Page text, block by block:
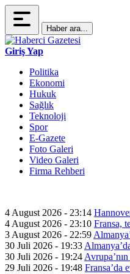
Haber ara...
Giriş Yap
Politika
Ekonomi
Hukuk
Sağlık
Teknoloji
Spor
E-Gazete
Foto Galeri
Video Galeri
Firma Rehberi
4 August 2026 - 23:14
4 August 2026 - 23:10 Fransa,
3 August 2026 - 22:59
30 Juli 2026 - 19:33
30 Juli 2026 - 19:24
29 Juli 2026 - 19:48 Fransa’da